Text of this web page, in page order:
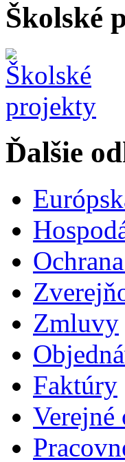
Školské
Ďalšie
Zmluvy
Faktúry
Verejné